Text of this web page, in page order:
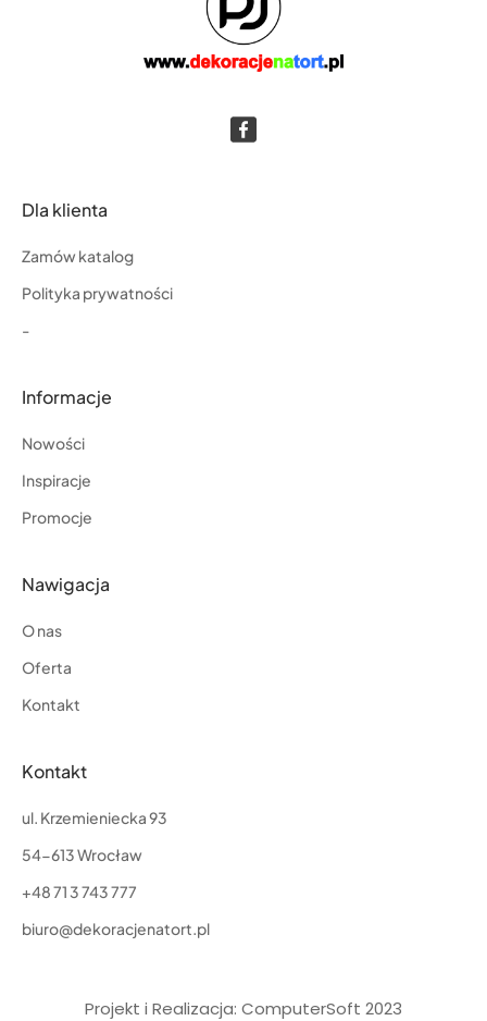
Dla klienta
Zamów katalog
Polityka prywatności
-
Informacje
Nowości
Inspiracje
Promocje
Nawigacja
O nas
Oferta
Kontakt
Kontakt
ul. Krzemieniecka 93
54-613 Wrocław
+48 71 3 743 777
biuro@dekoracjenatort.pl
Projekt i Realizacja: ComputerSoft 2023